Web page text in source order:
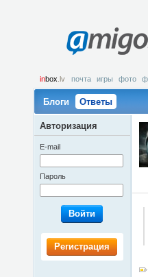
inbox .lv почта игры фото
Блоги Ответы
Авторизация
E-mail
Пароль
Войти
Регистрация